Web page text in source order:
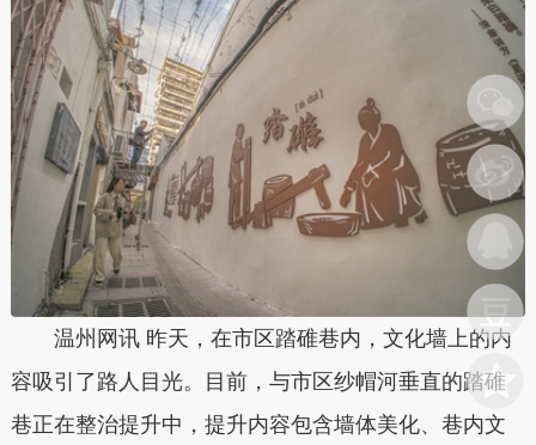
温州网讯 昨天，在市区踏碓巷内，文化墙上的内
容吸引了路人目光。目前，与市区纱帽河垂直的踏碓
巷正在整治提升中，提升内容包含墙体美化、巷内文